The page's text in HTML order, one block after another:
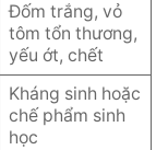
Đốm trắng, vỏ
tôm tổn thương,
yếu ớt, chết
Kháng sinh hoặc
chế phẩm sinh
học